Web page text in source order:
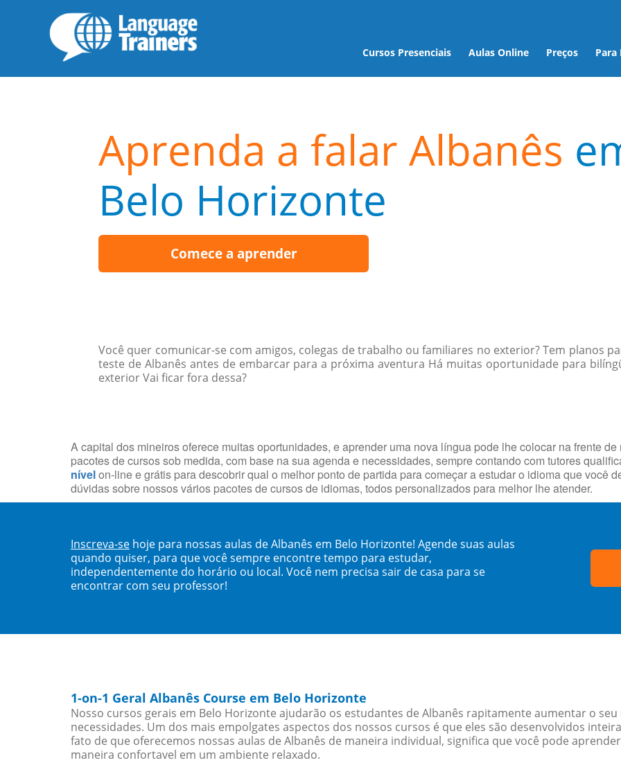
Cursos Presenciais Aulas Online Preços Para
Aprenda a falar Albanês
Belo Horizonte
Comece a aprender
Você quer comunicar-se com amigos, colegas de trabalho ou familiares no exterior? Tem planos
teste de Albanês antes de embarcar para a próxima aventura Há muitas oportunidade para
exterior Vai ficar fora dessa?
A capital dos mineiros oferece muitas oportunidades, e aprender uma nova língua pode lhe colocar na frente
pacotes de cursos sob medida, com base na sua agenda e necessidades, sempre contando com tutores
nívelon-line e grátis para descobrir qual o melhor ponto de partida para começar a estudar o idioma que você
dúvidas sobre nossos vários pacotes de cursos de idiomas, todos personalizados para melhor lhe atender.
Inscreva-se hoje para nossas aulas de Albanês em Belo Horizonte! Agende suas aulas
quando quiser, para que você sempre encontre tempo para estudar,
independentemente do horário ou local. Você nem precisa sair de casa para se
encontrar com seu professor!
1-on-1 Geral Albanês Course em Belo Horizonte
Nosso cursos gerais em Belo Horizonte ajudarão os estudantes de Albanês rapitamente aumentar o
necessidades. Um dos mais empolgates aspectos dos nossos cursos é que eles são desenvolvidos
fato de que oferecemos nossas aulas de Albanês de maneira individual, significa que você pode
maneira confortavel em um ambiente relaxado.